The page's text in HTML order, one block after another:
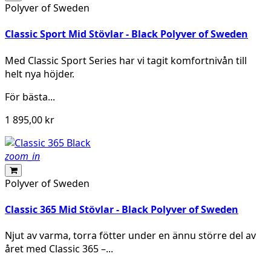
Polyver of Sweden
Classic Sport Mid Stövlar - Black Polyver of Sweden
Med Classic Sport Series har vi tagit komfortnivån till
helt nya höjder.
För bästa...
1 895,00 kr
zoom_in
Polyver of Sweden
Classic 365 Mid Stövlar - Black Polyver of Sweden
Njut av varma, torra fötter under en ännu större del av
året med Classic 365 –...